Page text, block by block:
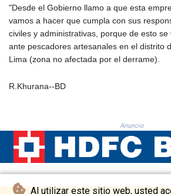
Al utilizar este sitio web, usted
RUB
RWF
SAR
SBD
SCR
SOS
SRD
STD
STN
SVC
SZL
"Desde el Gobierno llamo a que esta
vamos a hacer que cumpla con sus
civiles y administrativas, porque de esto se
ante pescadores artesanales en el distrito
Lima (zona no afectada por el derrame).
R.Khurana--BD
Anuncio